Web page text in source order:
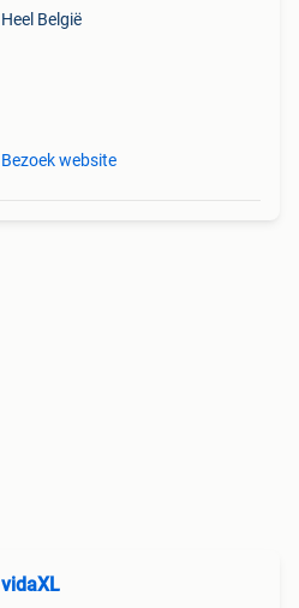
Heel België
Bezoek website
vidaXL